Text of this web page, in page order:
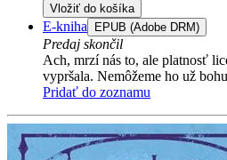
Vložiť do košíka
E-kniha EPUB (Adobe DRM)
Predaj skončil
Ach, mrzí nás to, ale platnosť
vypršala. Nemôžeme ho už
Pridať do zoznamu